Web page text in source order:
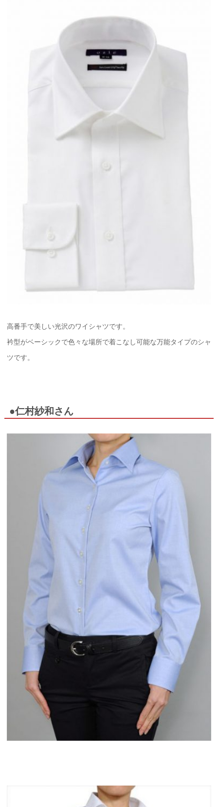
高番手で美しい光沢のワイシャツです。
衿型がベーシックで色々な場所で着こなし可能な万能タイプのシャ
ツです。
●仁村紗和さん